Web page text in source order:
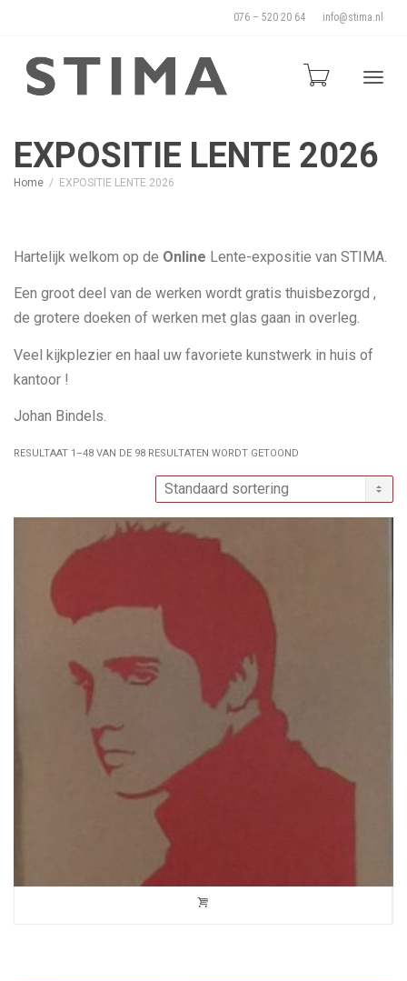
076 – 520 20 64 info@stima.nl
EXPOSITIE LENTE 2026
Home EXPOSITIE LENTE 2026
Hartelijk welkom op de Online Lente-expositie van STIMA.
Een groot deel van de werken wordt gratis thuisbezorgd ,
de grotere doeken of werken met glas gaan in overleg.
Veel kijkplezier en haal uw favoriete kunstwerk in huis of
kantoor !
Johan Bindels.
RESULTAAT 1–48 VAN DE 98 RESULTATEN WORDT GETOOND